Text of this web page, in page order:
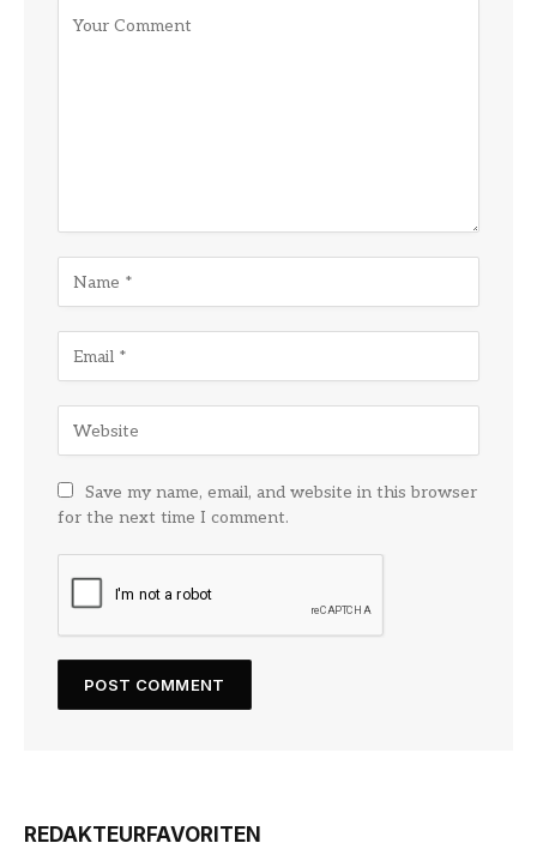
Save my name, email, and website in this browser
for the next time I comment.
REDAKTEURFAVORITEN